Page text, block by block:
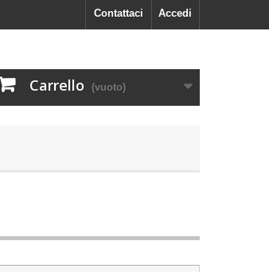
Accedi
Contattaci
Carrello (vuoto)